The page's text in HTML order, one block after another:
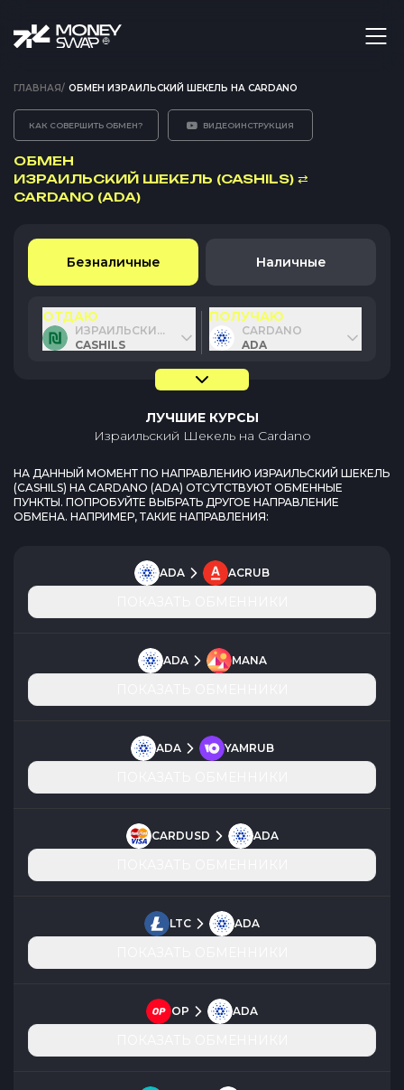
ГЛАВНАЯ/ ОБМЕН ИЗРАИЛЬСКИЙ ШЕКЕЛЬ НА CARDANO
КАК СОВЕРШИТЬ ОБМЕН? ВИДЕОИНСТРУКЦИЯ
ОБМЕН
ИЗРАИЛЬСКИЙ ШЕКЕЛЬ (CASHILS) ⇄
CARDANO (ADA)
Безналичные Наличные
ОТДАЮ
ИЗРАИЛЬСКИЙ ШЕКЕЛЬ
CASHILS
ПОЛУЧАЮ
CARDANO
ADA
ЛУЧШИЕ КУРСЫ
Израильский Шекельна Cardano
НА ДАННЫЙ МОМЕНТ ПО НАПРАВЛЕНИЮ ИЗРАИЛЬСКИЙ ШЕКЕЛЬ
(CASHILS) НА CARDANO (ADA) ОТСУТСТВУЮТ ОБМЕННЫЕ
ПУНКТЫ. ПОПРОБУЙТЕ ВЫБРАТЬ ДРУГОЕ НАПРАВЛЕНИЕ
ОБМЕНА. НАПРИМЕР, ТАКИЕ НАПРАВЛЕНИЯ:
ADA ACRUB
ADA MANA
ADA YAMRUB
CARDUSD ADA
LTC ADA
OP ADA